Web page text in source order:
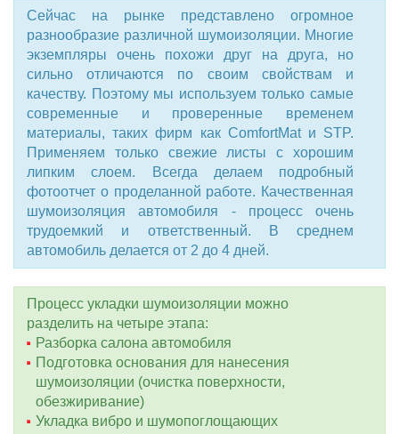
Сейчас на рынке представлено огромное
разнообразие различной шумоизоляции. Многие
экземпляры очень похожи друг на друга, но
сильно отличаются по своим свойствам и
качеству. Поэтому мы используем только самые
современные и проверенные временем
материалы, таких фирм как ComfortMat и STP.
Применяем только свежие листы с хорошим
липким слоем. Всегда делаем подробный
фотоотчет о проделанной работе. Качественная
шумоизоляция автомобиля - процесс очень
трудоемкий и ответственный. В среднем
автомобиль делается от 2 до 4 дней.
Процесс укладки шумоизоляции можно
разделить на четыре этапа:
Разборка салона автомобиля
Подготовка основания для нанесения
шумоизоляции (очистка поверхности,
обезжиривание)
Укладка вибро и шумопоглощающих